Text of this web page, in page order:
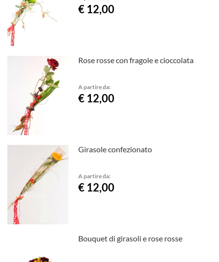
€ 12,00
Rose rosse con fragole e cioccolata
A partire da:
€ 12,00
Girasole confezionato
A partire da:
€ 12,00
Bouquet di girasoli e rose rosse